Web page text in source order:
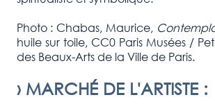
Photo : Chabas, Maurice,
huile sur toile, CC0 Paris Musées /
des Beaux-Arts de la Ville de Paris.
› MARCHÉ DE L'ARTISTE: